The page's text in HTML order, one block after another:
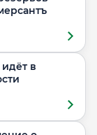
базы — Коммерсантъ
в
Ведомости